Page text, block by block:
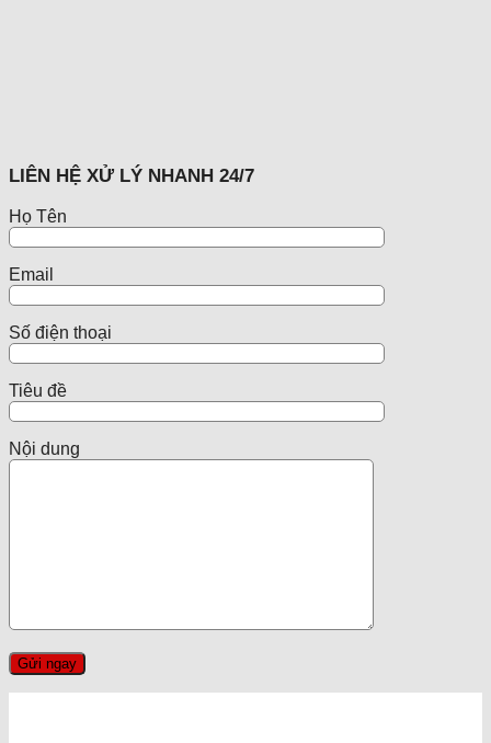
LIÊN HỆ XỬ LÝ NHANH 24/7
Họ Tên
Email
Số điện thoại
Tiêu đề
Nội dung